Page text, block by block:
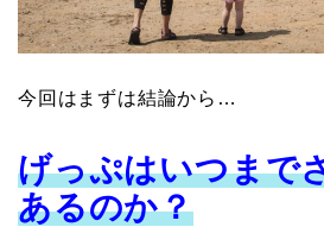
今回はまずは結論から…
げっぷはいつまで
あるのか？